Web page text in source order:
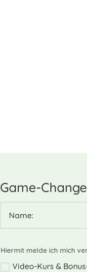
Game-
Hiermit melde ich mich
Video-Kurs &